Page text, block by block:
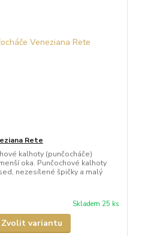
Rete
kalhoty (punčocháče)
oka. Punčochové kalhoty
nezesílené špičky a malý
Skladem 25 ks
Zvolit variantu